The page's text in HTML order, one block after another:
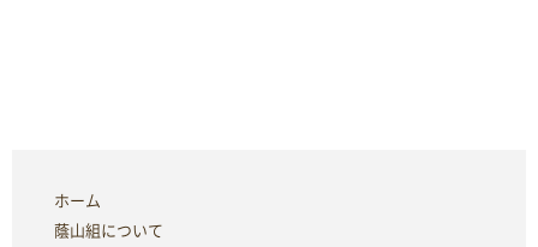
ホーム
蔭山組について